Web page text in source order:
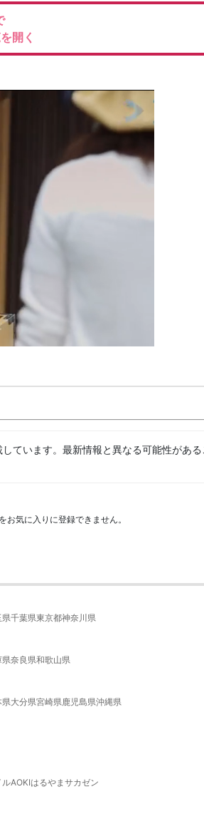
開く
ています。最新情報と異なる可能性があ
気に入りに登録できません。
県千葉県東京都神奈川県
県奈良県和歌山県
県大分県宮崎県鹿児島県沖縄県
ルAOKIはるやま サカゼン